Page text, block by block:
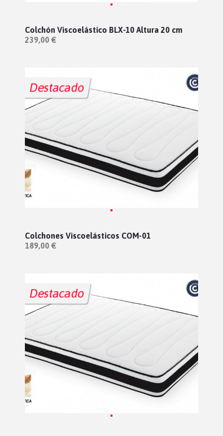
Colchón Viscoelástico BLX-10 Altura 20 cm
239,00 €
Colchones Viscoelásticos COM-01
189,00 €
Destacado
Destacado